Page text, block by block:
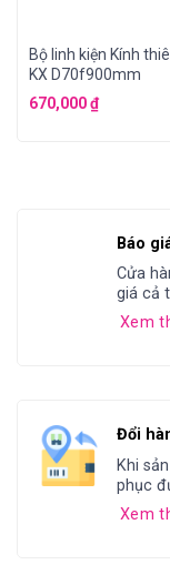
Bộ linh kiện Kính
KX D70f900mm
670,000₫
Báo
Cửa
giá cả
Xem
Đổi
Khi
phục
Xem